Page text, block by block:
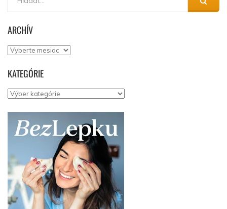
ARCHÍV
Archív
KATEGÓRIE
Kategórie